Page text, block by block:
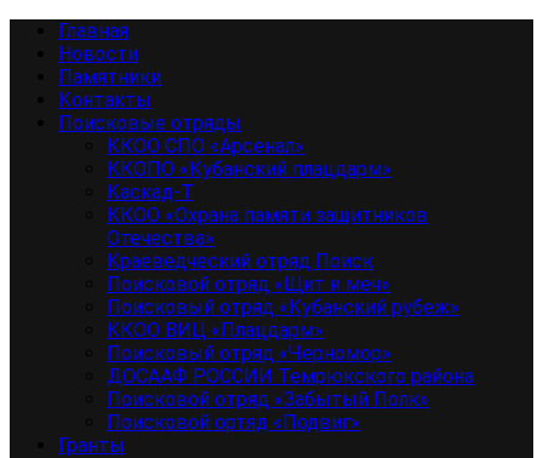
Перейти
содержимому
Основное
меню
Главная
Новости
Памятники
Контакты
Поисковые отряды
ККОО СПО «Арсенал»
ККОПО «Кубанский плацдарм»
Каскад-Т
ККОО «Охрана памяти защитников
Отечества»
Краеведческий отряд Поиск
Поисковой отряд «Щит и меч»
Поисковый отряд «Кубанский рубеж»
ККОО ВИЦ «Плацдарм»
Поисковый отряд «Черномор»
ДОСААФ РОССИИ Темрюкского района
Поисковой отряд «Забытый Полк»
Поисковой ортяд «Подвиг»
Гранты